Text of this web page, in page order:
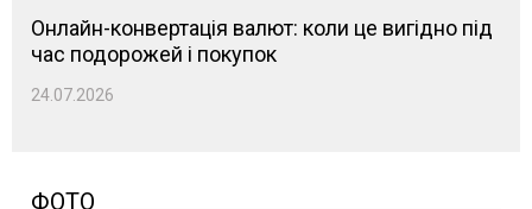
Онлайн-конвертація валют: коли це вигідно під
час подорожей і покупок
24.07.2026
ФОТО